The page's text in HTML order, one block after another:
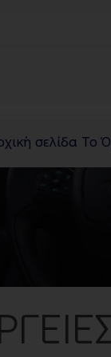
σελίδα Το